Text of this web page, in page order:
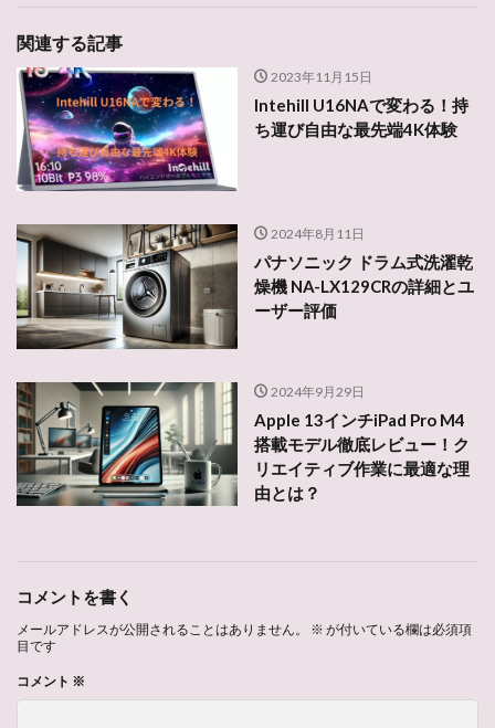
関連する記事
2023年11月15日
Intehill U16NAで変わる！持
ち運び自由な最先端4K体験
2024年8月11日
パナソニック ドラム式洗濯乾
燥機 NA-LX129CRの詳細とユ
ーザー評価
2024年9月29日
Apple 13インチiPad Pro M4
搭載モデル徹底レビュー！ク
リエイティブ作業に最適な理
由とは？
コメントを書く
メールアドレスが公開されることはありません。 ※ が付いている欄は必須項
目です
コメント ※